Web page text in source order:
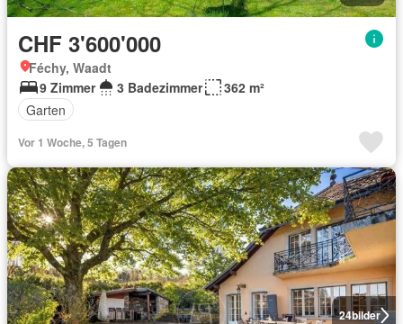
CHF 3'600'000
Féchy, Waadt
9 Zimmer
3 Badezimmer
362 m²
Garten
Vor 1 Woche, 5 Tagen
24bilder